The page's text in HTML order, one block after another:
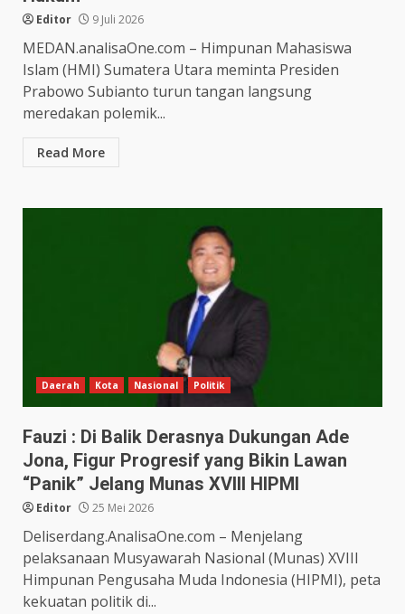
Editor 9 Juli 2026
MEDAN.analisaOne.com – Himpunan Mahasiswa
Islam (HMI) Sumatera Utara meminta Presiden
Prabowo Subianto turun tangan langsung
meredakan polemik...
Read More
Daerah Kota Nasional Politik
Fauzi : Di Balik Derasnya Dukungan Ade
Jona, Figur Progresif yang Bikin Lawan
“Panik” Jelang Munas XVIII HIPMI
Editor 25 Mei 2026
Deliserdang.AnalisaOne.com – Menjelang
pelaksanaan Musyawarah Nasional (Munas) XVIII
Himpunan Pengusaha Muda Indonesia (HIPMI), peta
kekuatan politik di...